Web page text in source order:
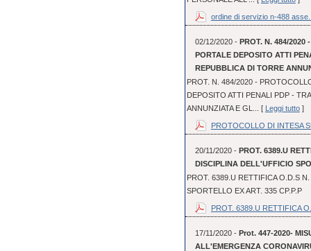
ordine di servizio n-488
02/12/2020 - PROT. N. 484/2020
PORTALE DEPOSITO ATTI
REPUBBLICA DI TORRE
PROT. N. 484/2020 -
DEPOSITO ATTI PENALI PDP -
ANNUNZIATA E GL... [ Leggi tutto]
PROTOCOLLO DI INTESA
20/11/2020 - PROT. 6389.U
DISCIPLINA DELL'UFFICIO
PROT. 6389.U RETTIFICA O.D.S
SPORTELLO EX ART. 335 CP.P.P
PROT. 6389.U RETTIFICA
17/11/2020 - Prot. 447-2020-
ALL'EMERGENZA